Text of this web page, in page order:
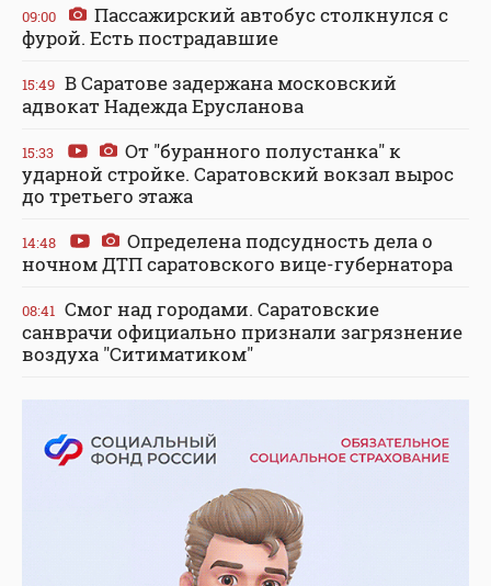
09:00
Пассажирский автобус столкнулся с
фурой. Есть пострадавшие
15:49 В Саратове задержана московский
адвокат Надежда Ерусланова
15:33
От "буранного полустанка" к
ударной стройке. Саратовский вокзал вырос
до третьего этажа
14:48
Определена подсудность дела о
ночном ДТП саратовского вице-губернатора
08:41 Смог над городами. Саратовские
санврачи официально признали загрязнение
воздуха "Ситиматиком"